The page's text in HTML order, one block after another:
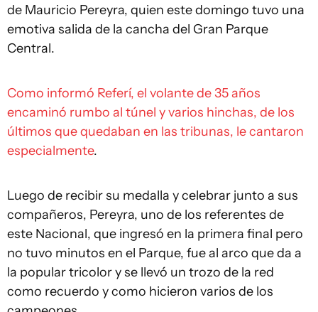
de Mauricio Pereyra, quien este domingo tuvo una
emotiva salida de la cancha del Gran Parque
Central.
Como informó Referí, el volante de 35 años
encaminó rumbo al túnel y varios hinchas, de los
últimos que quedaban en las tribunas, le cantaron
especialmente.
Luego de recibir su medalla y celebrar junto a sus
compañeros, Pereyra, uno de los referentes de
este Nacional, que ingresó en la primera final pero
no tuvo minutos en el Parque, fue al arco que da a
la popular tricolor y se llevó un trozo de la red
como recuerdo y como hicieron varios de los